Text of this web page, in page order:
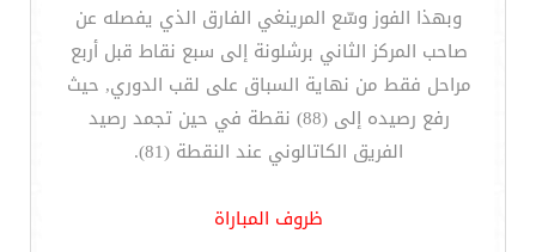
وبهذا الفوز وسّع المرينغي الفارق الذي يفصله عن
صاحب المركز الثاني برشلونة إلى سبع نقاط قبل أربع
مراحل فقط من نهاية السباق على لقب الدوري, حيث
رفع رصيده إلى (88) نقطة في حين تجمد رصيد
الفريق الكاتالوني عند النقطة (81).
ظروف المباراة